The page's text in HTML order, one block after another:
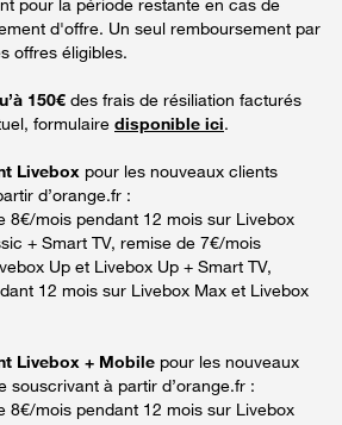
d'offre. Un seul remboursement par
offres éligibles.
150€ des frais de résiliation facturés
formulaire disponible ici.
Livebox pour les nouveaux clients
d’orange.fr :
8€/mois pendant 12 mois sur Livebox
+ Smart TV, remise de 7€/mois
Up et Livebox Up + Smart TV,
12 mois sur Livebox Max et Livebox
Livebox + Mobile pour les nouveaux
souscrivant à partir d’orange.fr :
8€/mois pendant 12 mois sur Livebox